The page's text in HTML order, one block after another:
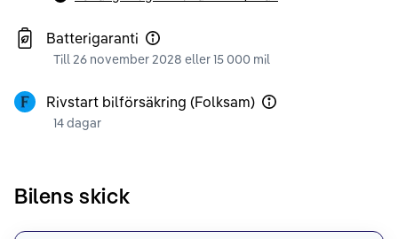
Batterigaranti
Till 26 november 2028 eller 15 000 mil
Rivstart bilförsäkring (Folksam)
14 dagar
Bilens skick